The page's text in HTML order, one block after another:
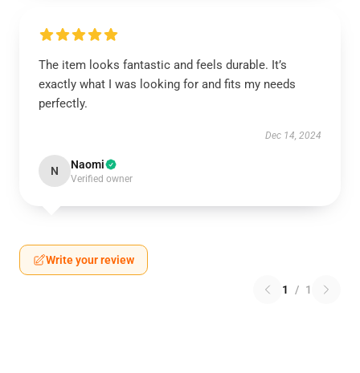
The item looks fantastic and feels durable. It’s
exactly what I was looking for and fits my needs
perfectly.
Dec 14, 2024
N Naomi
Verified owner
Write your review
1 / 1